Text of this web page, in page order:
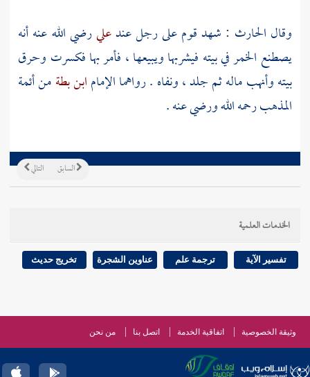
وقال الحارث : شهد قوم على رجل عندعليرضي الله عنه أنه
يصطنع الخمر في بيته فيشربها ويبيعها ، فأمر بها فكسرت وحرق
بيته وأنهب ماله ثم جلد ، ونفاه . رواهما الإمامابن بطةمن أئمة
المذهب رحمه الله ورضي عنه .
التالي السابق
الخدمات العلمية
تفسير الآية ترجمة علم عناوين الشجرة تخريج حديث
وثيقة الخصوصية اتفاقية الخدمة اتصل بنا من نحن